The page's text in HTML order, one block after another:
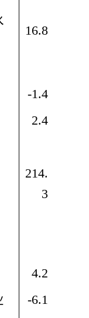
16.8
-1.4
2.4
214.
3
4.2
-6.1